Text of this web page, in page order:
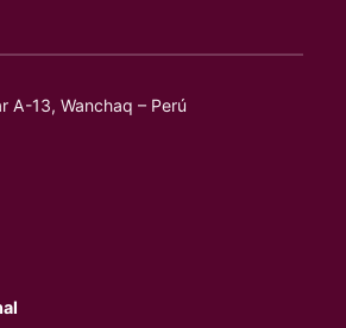
A-13, Wanchaq – Perú